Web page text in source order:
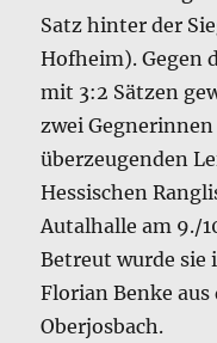
Satz hinter der
Hofheim). Gegen
mit 3:2 Sätzen
zwei
überzeugenden
Hessischen
Autalhalle am 9./
Betreut wurde sie
Florian Benke
Oberjosbach.